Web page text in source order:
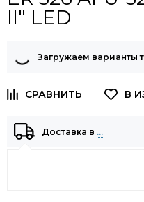
II" LED
Загружаем варианты
Доставка в …